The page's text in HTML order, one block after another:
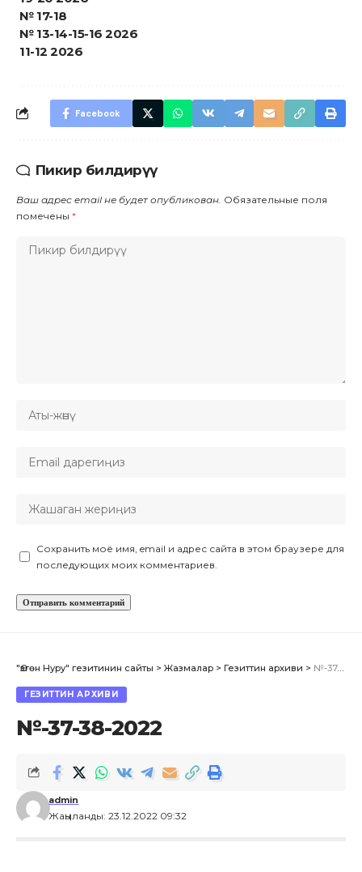
№ 17-18
№ 13-14-15-16 2026
11-12 2026
Facebook
Пикир билдирүү
Ваш адрес email не будет опубликован. Обязательные поля
помечены *
Сохранить моё имя, email и адрес сайта в этом браузере для
последующих моих комментариев.
"Өзгөн Нуру" гезитинин сайты > Жазмалар > Гезиттин архиви > №-37-38-2022
ГЕЗИТТИН АРХИВИ
№-37-38-2022
Жаңыланды: 23.12.2022 09:32
admin